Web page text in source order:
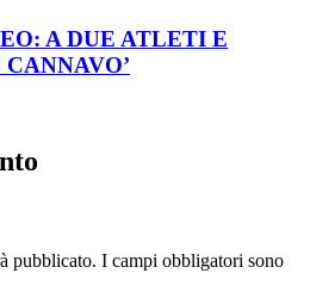
A DUE ATLETI E
pubblicato. I campi obbligatori sono